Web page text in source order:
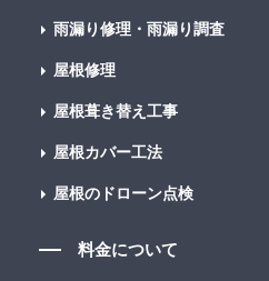
雨漏り修理・雨漏り調査
屋根修理
屋根葺き替え工事
屋根カバー工法
屋根のドローン点検
料金について